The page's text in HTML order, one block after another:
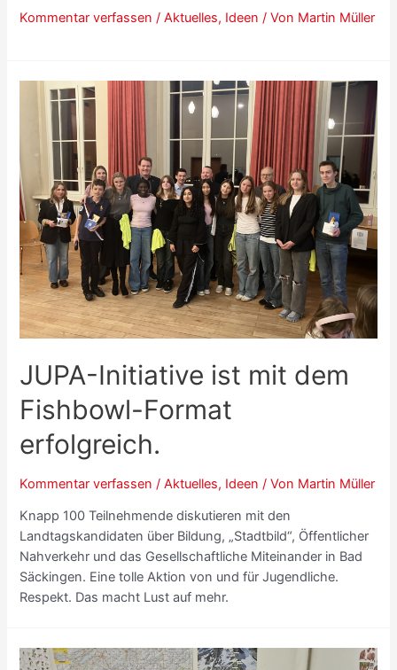
Kommentar verfassen /Aktuelles, Ideen / Von Martin Müller
JUPA-Initiative ist mit dem
Fishbowl-Format
erfolgreich.
Kommentar verfassen /Aktuelles, Ideen / Von Martin Müller
Knapp 100 Teilnehmende diskutieren mit den
Landtagskandidaten über Bildung, „Stadtbild“, Öffentlicher
Nahverkehr und das Gesellschaftliche Miteinander in Bad
Säckingen. Eine tolle Aktion von und für Jugendliche.
Respekt. Das macht Lust auf mehr.